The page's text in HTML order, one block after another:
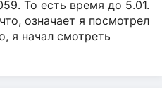
То есть время до 5.01.
означает я посмотрел
я начал смотреть